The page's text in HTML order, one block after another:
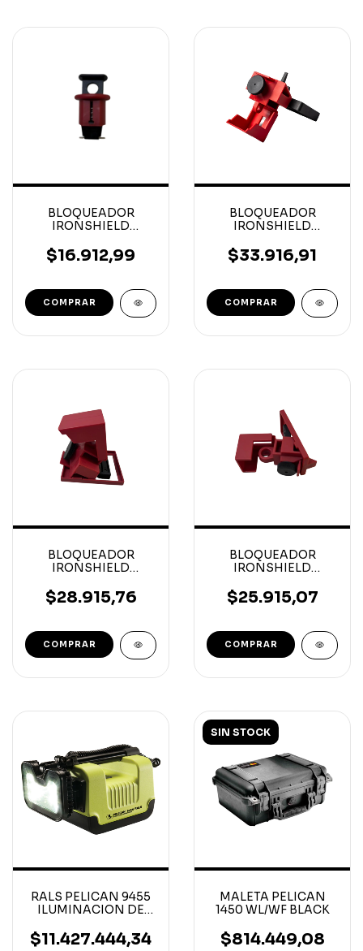
BLOQUEADOR
IRONSHIELD
DISYUNTORES
CHICOS 51 X 25
$16.912,99
COMPRAR
BLOQUEADOR
IRONSHIELD
CLAMP-ON
480/600V GRANDE
$33.916,91
BLOQUEADOR
IRONSHIELD
CLAMP-ON
480/600V
$28.915,76
BLOQUEADOR
IRONSHIELD
CLAMP-ON 120/277 V
$25.915,07
RALS PELICAN 9455
ILUMINACION DE
ATEX ZONE 0
$11.427.444,34
SIN STOCK
MALETA PELICAN
1450 WL/WF BLACK
$814.449,08